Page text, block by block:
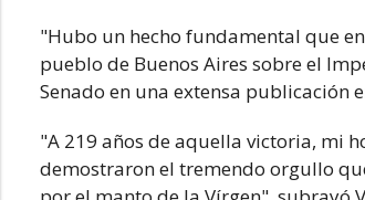
"Hubo un hecho fundamental que
pueblo de Buenos Aires sobre el
Senado en una extensa publicación
"A 219 años de aquella victoria, mi
demostraron el tremendo orgullo